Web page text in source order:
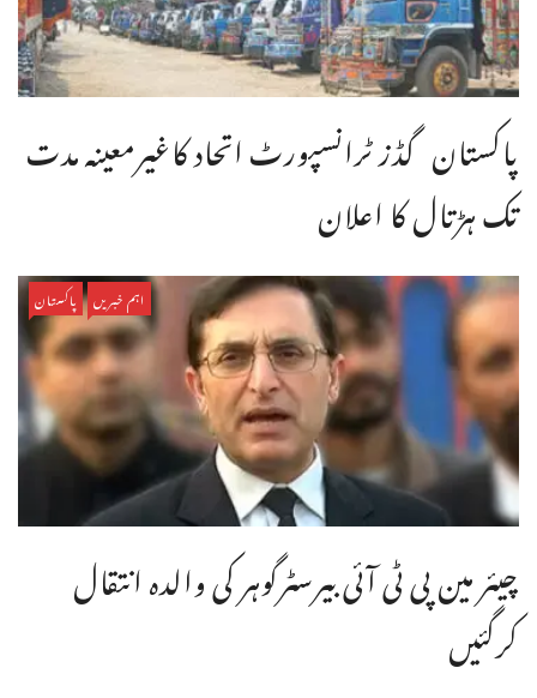
پاکستان گڈز ٹرانسپورٹ اتحاد کاغیرمعینہ مدت
تک ہڑتال کا اعلان
اہم خبریں پاکستان
چیئر مین پی ٹی آئی بیرسٹرگوہر کی والدہ انتقال
کرگئیں